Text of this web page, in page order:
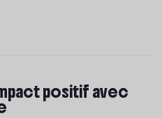
positif avec